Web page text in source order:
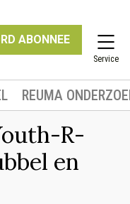
ABONNEE
Service
REUMA
R-
en